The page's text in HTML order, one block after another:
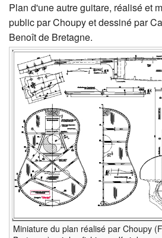
Plan d'une autre guitare, réalisé et
public par Choupy et dessiné par
Benoît de Bretagne.
Miniature du plan réalisé par Choupy